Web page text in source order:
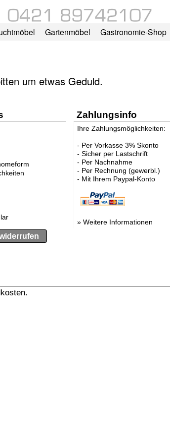
Gartenmöbel Gastronomie-Shop
um etwas Geduld.
Zahlungsinfo
Ihre Zahlungsmöglichkeiten:
- Per Vorkasse 3% Skonto
- Sicher per Lastschrift
- Per Nachnahme
- Per Rechnung (gewerbl.)
- Mit Ihrem Paypal-Konto
»Weitere Informationen